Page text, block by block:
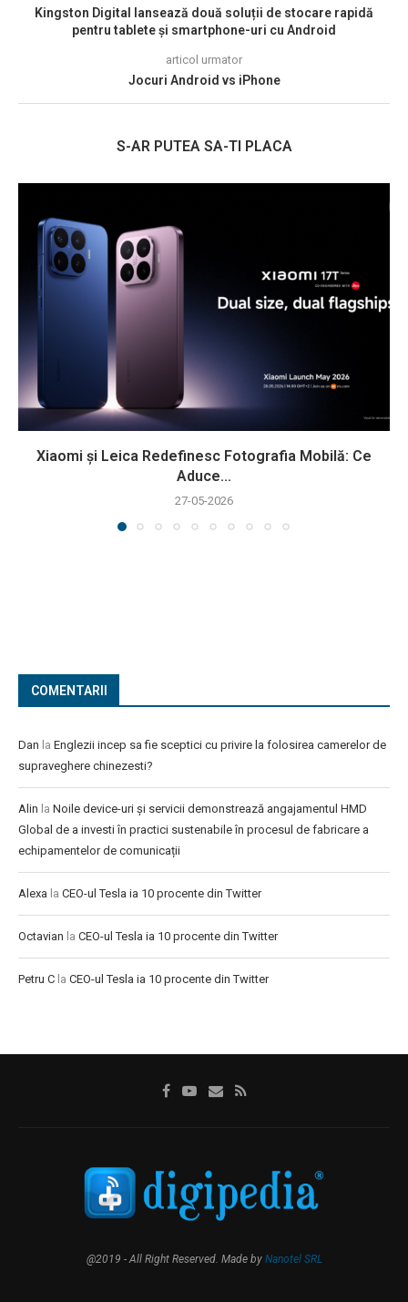
Kingston Digital lansează două soluții de stocare rapidă
pentru tablete și smartphone-uri cu Android
articol urmator
Jocuri Android vs iPhone
S-AR PUTEA SA-TI PLACA
Xiaomi și Leica Redefinesc Fotografia Mobilă: Ce
Aduce...
27-05-2026
COMENTARII
Dan la Englezii incep sa fie sceptici cu privire la folosirea camerelor de
supraveghere chinezesti?
Alin la Noile device-uri și servicii demonstrează angajamentul HMD
Global de a investi în practici sustenabile în procesul de fabricare a
echipamentelor de comunicații
Alexa la CEO-ul Tesla ia 10 procente din Twitter
Octavian la CEO-ul Tesla ia 10 procente din Twitter
Petru C la CEO-ul Tesla ia 10 procente din Twitter
@2019 - All Right Reserved. Made by Nanotel SRL